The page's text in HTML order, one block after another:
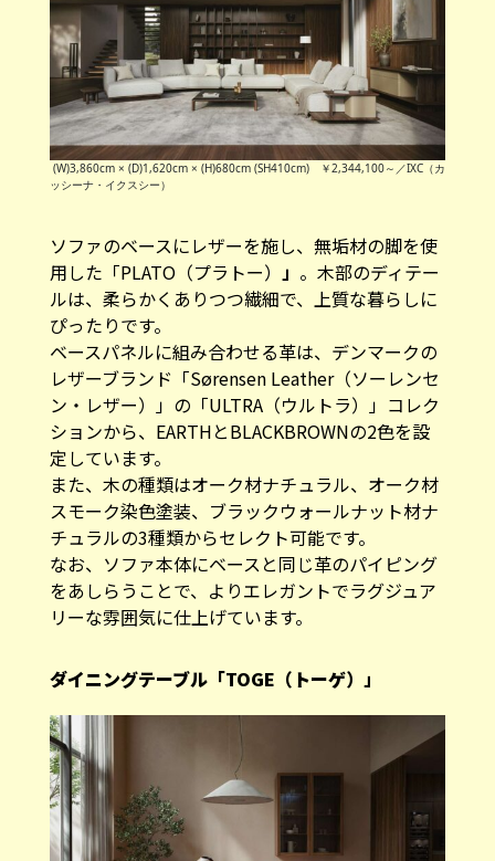
(W)3,860cm × (D)1,620cm × (H)680cm (SH410cm) ￥2,344,100～／IXC（カ
ッシーナ・イクスシー）
ソファのベースにレザーを施し、無垢材の脚を使
用した「PLATO（プラトー）
」 。木部のディテー
ルは、柔らかくありつつ繊細で、上質な暮らしに
ぴったりです。
ベースパネルに組み合わせる革は、デンマークの
レザーブランド「Sørensen Leather（ソーレンセ
ン・レザー）」の「ULTRA（ウルトラ）」コレク
ションから、EARTHとBLACKBROWNの2色を設
定しています。
また、木の種類はオーク材ナチュラル、オーク材
スモーク染色塗装、ブラックウォールナット材ナ
チュラルの3種類からセレクト可能です。
なお、ソファ本体にベースと同じ革のパイピング
をあしらうことで、よりエレガントでラグジュア
リーな雰囲気に仕上げています。
ダイニングテーブル「TOGE（トーゲ）」